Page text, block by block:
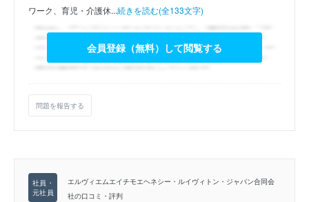
ワーク、育児・介護休...続きを読む(全133文字)
会員登録（無料）して閲覧する
問題を報告する
エルヴィエムエイチモエヘネシー・ルイヴィトン・ジャパン合同会
社の口コミ・評判